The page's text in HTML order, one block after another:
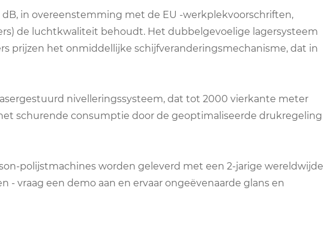
in overeenstemming met de EU -werkplekvoorschriften,
de luchtkwaliteit behoudt. Het dubbelgevoelige lagersysteem
prijzen het onmiddellijke schijfveranderingsmechanisme, dat in
nivelleringssysteem, dat tot 2000 vierkante meter
schurende consumptie door de geoptimaliseerde drukregeling
polijstmachines worden geleverd met een 2-jarige wereldwijde
vraag een demo aan en ervaar ongeëvenaarde glans en